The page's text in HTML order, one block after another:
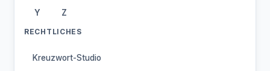
Y Z
RECHTLICHES
Kreuzwort-Studio